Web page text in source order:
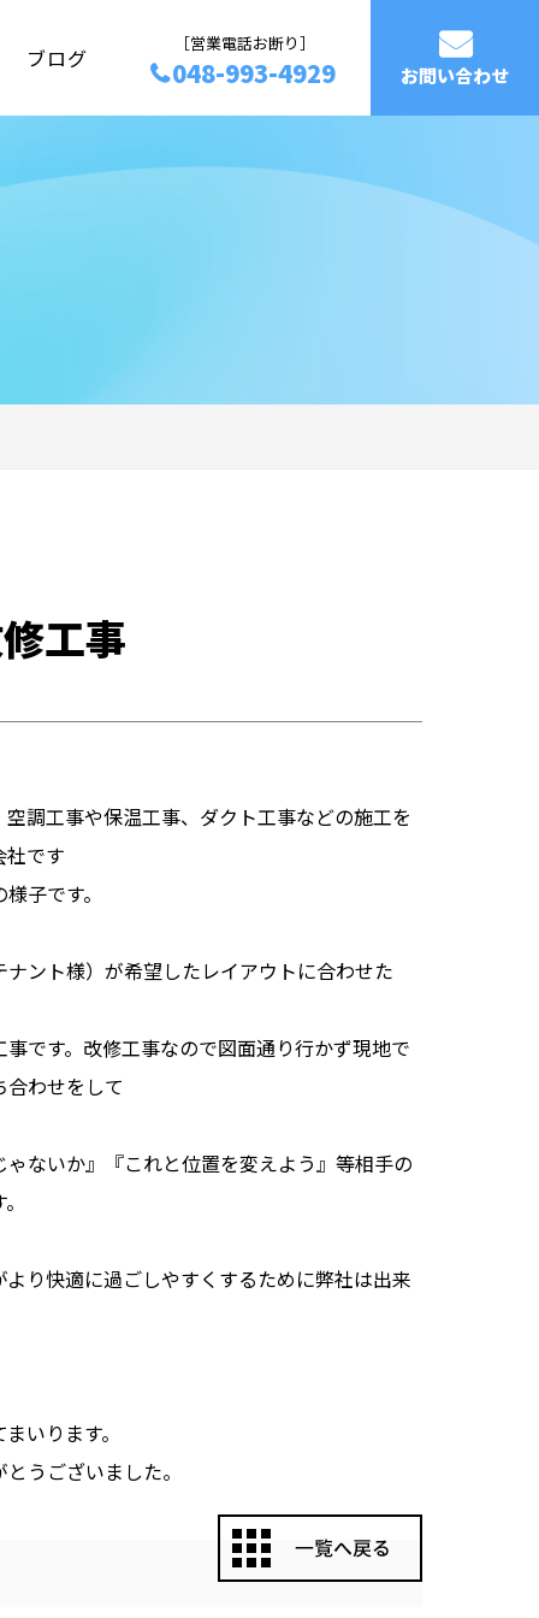
ブログ ［営業電話お断り］
048-993-4929 お問い合わせ
工事
調工事や保温工事、ダクト工事などの施工を
社です
子です。
ント様）が希望したレイアウトに合わせた
です。改修工事なので図面通り行かず現地で
わせをして
ないか』『これと位置を変えよう』等相手の
り快適に過ごしやすくするために弊社は出来
いります。
うございました。